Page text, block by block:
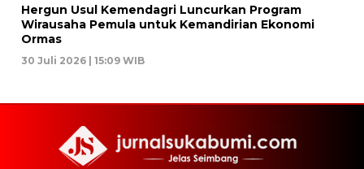
Hergun Usul Kemendagri Luncurkan Program
Wirausaha Pemula untuk Kemandirian Ekonomi
Ormas
30 Juli 2026 | 15:09 WIB